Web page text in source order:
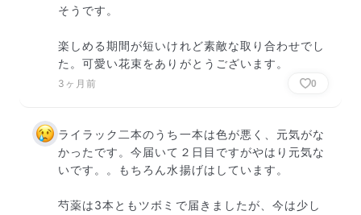
そうです。
楽しめる期間が短いけれど素敵な取り合わせでし
た。可愛い花束をありがとうございます。
3ヶ月前 0
ライラック二本のうち一本は色が悪く、元気がな
かったです。今届いて２日目ですがやはり元気な
いです。。もちろん水揚げはしています。
芍薬は3本ともツボミで届きましたが、今は少し